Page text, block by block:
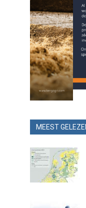
MEEST